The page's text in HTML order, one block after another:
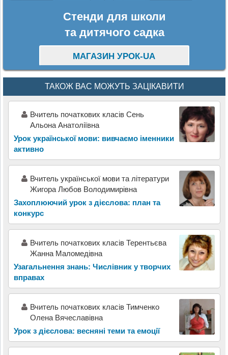
Стенди для школи
та дитячого садка
МАГАЗИН УРОК-UA
ТАКОЖ ВАС МОЖУТЬ ЗАЦІКАВИТИ
Вчитель початкових класів Сень
Альона Анатоліївна
Урок української мови: вивчаємо іменники
активно
Вчитель української мови та літератури
Жигора Любов Володимирівна
Захоплюючий урок з дієслова: план та
конкурс
Вчитель початкових класів Терентьєва
Жанна Маломедівна
Узагальнення знань: Числівник у творчих
вправах
Вчитель початкових класів Тимченко
Олена Вячеславівна
Урок з дієслова: весняні теми та емоції